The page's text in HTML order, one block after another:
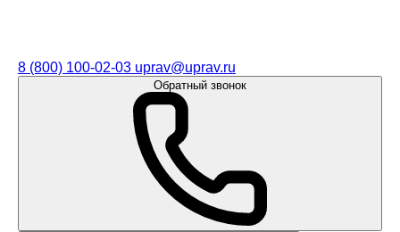
8 (800) 100-02-03 uprav@uprav.ru
Обратный звонок